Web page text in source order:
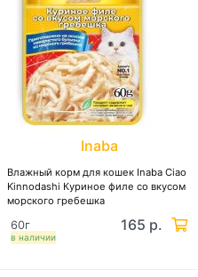
Inaba
Влажный корм для кошек Inaba Ciao
Kinnodashi Куриное филе со вкусом
морского гребешка
в наличии
60г 165 р.